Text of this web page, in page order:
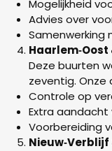
Mogelijkheid
Advies over
Samenwerking
Haarlem‑Oost
Deze buurten
zeventig. Onze
Controle op
Extra
Voorbereiding